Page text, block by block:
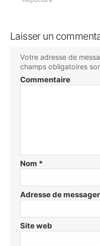
Laisser un
Votre adresse de
champs obligatoires
Commentaire
Nom *
Adresse de
Site web